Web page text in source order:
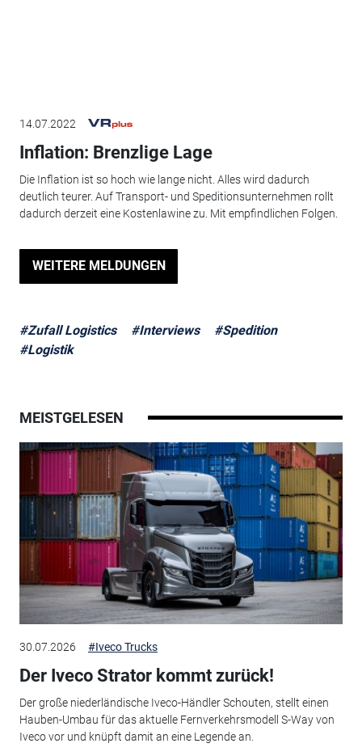
14.07.2022
Inflation: Brenzlige Lage
Die Inflation ist so hoch wie lange nicht. Alles wird dadurch
deutlich teurer. Auf Transport- und Speditionsunternehmen rollt
dadurch derzeit eine Kostenlawine zu. Mit empfindlichen Folgen.
WEITERE MELDUNGEN
#Zufall Logistics #Interviews
#Spedition
#Logistik
MEISTGELESEN
30.07.2026 #Iveco Trucks
Der Iveco Strator kommt zurück!
Der große niederländische Iveco-Händler Schouten, stellt einen
Hauben-Umbau für das aktuelle Fernverkehrsmodell S-Way von
Iveco vor und knüpft damit an eine Legende an.